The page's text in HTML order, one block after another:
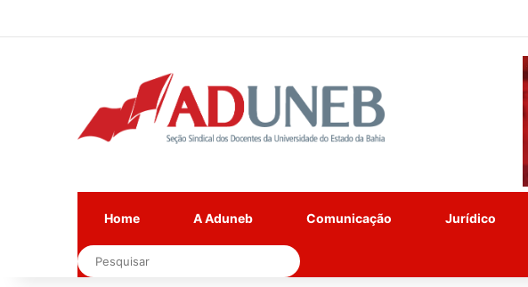
Home A Aduneb Comunicação Jurídico
Pesquisar